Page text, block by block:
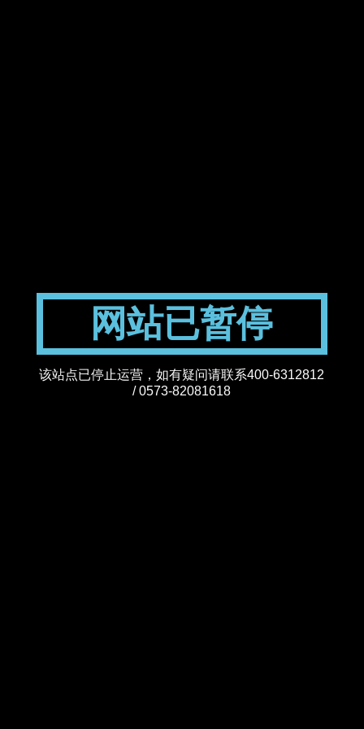
网站已暂停
该站点已停止运营，如有疑问请联系400-6312812
/ 0573-82081618